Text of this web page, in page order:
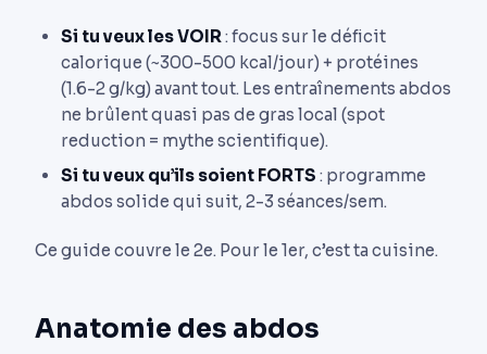
Si tu veux les VOIR: focus sur le déficit
calorique (~300-500 kcal/jour) + protéines
(1.6-2 g/kg) avant tout. Les entraînements abdos
ne brûlent quasi pas de gras local (spot
reduction = mythe scientifique).
Si tu veux qu’ils soient FORTS : programme
abdos solide qui suit, 2-3 séances/sem.
Ce guide couvre le 2e. Pour le 1er, c’est ta cuisine.
Anatomie des abdos